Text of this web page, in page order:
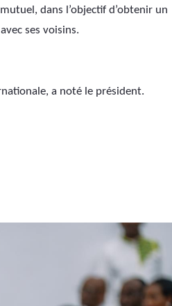
dans l’objectif d’obtenir un
ses voisins.
a noté le président.